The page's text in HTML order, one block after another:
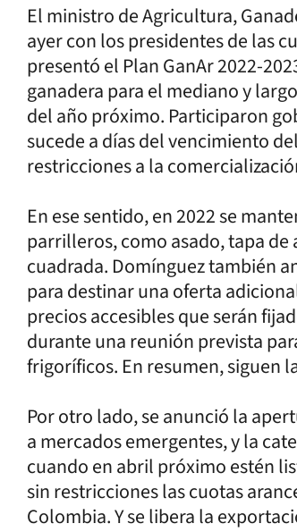
El ministro de Agricultura,
ayer con los presidentes de las
presentó el Plan GanAr 2022-
ganadera para el mediano y
del año próximo. Participaron
sucede a días del vencimiento
restricciones a la
En ese sentido, en 2022 se
parrilleros, como asado, tapa
cuadrada. Domínguez también
para destinar una oferta
precios accesibles que serán
durante una reunión prevista
frigoríficos. En resumen, siguen
Por otro lado, se anunció la
a mercados emergentes, y la
cuando en abril próximo estén
sin restricciones las cuotas
Colombia. Y se libera la